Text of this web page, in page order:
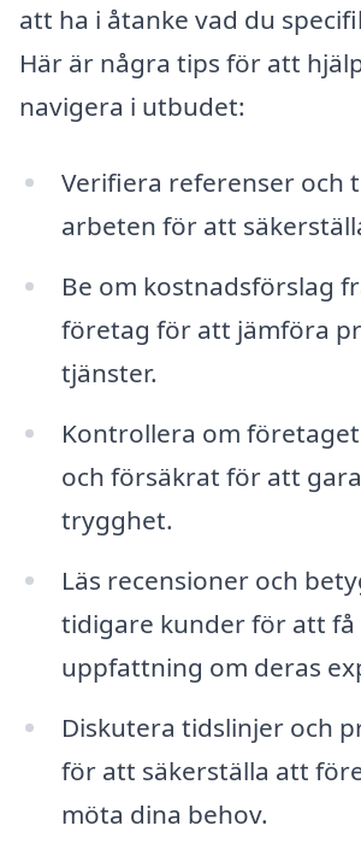
att ha i åtanke vad du
Här är några tips för att
navigera i utbudet:
Verifiera referenser och
arbeten för att
Be om kostnadsförslag
företag för att jämföra
tjänster.
Kontrollera om
och försäkrat för att
trygghet.
Läs recensioner och
tidigare kunder för att få
uppfattning om deras
Diskutera tidslinjer och
för att säkerställa att
möta dina behov.